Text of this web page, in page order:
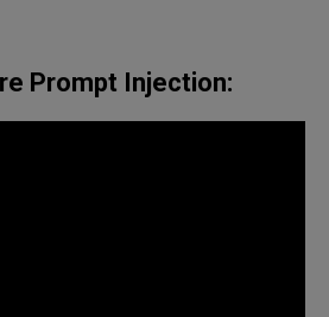
Prompt Injection: